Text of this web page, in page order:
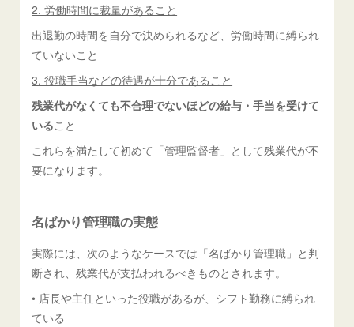
2. 労働時間に裁量があること
出退勤の時間を自分で決められるなど、労働時間に縛られ
ていないこと
3. 役職手当などの待遇が十分であること
残業代がなくても不合理でないほどの給与・手当を受けて
いること
これらを満たして初めて「管理監督者」として残業代が不
要になります。
名ばかり管理職の実態
実際には、次のようなケースでは「名ばかり管理職」と判
断され、残業代が支払われるべきものとされます。
• 店長や主任といった役職があるが、シフト勤務に縛られ
ている